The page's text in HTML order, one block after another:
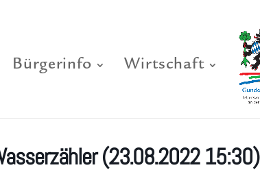
Bürgerinfo Wirtschaft
(23.08.2022 15:30)